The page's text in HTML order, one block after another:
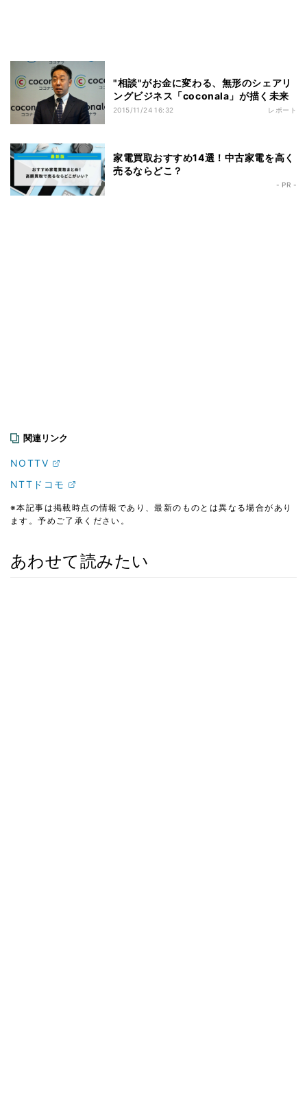
"相談"がお金に変わる、無形のシェアリ
ングビジネス「coconala」が描く未来
2015/11/24 16:32 レポート
家電買取おすすめ14選！中古家電を高く
売るならどこ？
- PR -
関連リンク
NOTTV
NTTドコモ
※本記事は掲載時点の情報であり、最新のものとは異なる場合があり
ます。予めご了承ください。
あわせて読みたい